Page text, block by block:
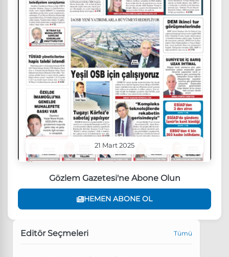
21 Mart 2025
Gözlem Gazetesi'ne Abone Olun
HEMEN ABONE OL
Editör Seçmeleri Tümü